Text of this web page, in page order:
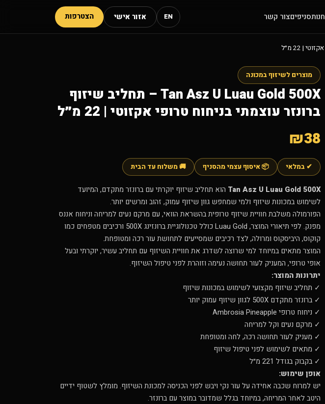
חנותסניפיםצור קשר EN אזור אישי הצטרפות
מוצרים לשיזוף במכונה
Tan Asz U Luau Gold 500X – תחליב שיזוף
ברונזר עוצמתי בניחוח טרופי אקזוטי | 22 מ״ל
₪38
✔ במלאי 📦 איסוף עצמי מהסניף 🚚 משלוח עד הבית
Tan Asz U Luau Gold 500X הוא תחליב שיזוף יוקרתי עם ברונזר מתקדם, המיועד
לשימוש במכונות שיזוף ולמי שמחפש גוון שיזוף עמוק, זהוב ומרשים יותר.
הפורמולה משלבת חוויית שיזוף טרופית בהשראת הוואי, עם מרקם נעים למריחה וניחוח אננס
מפנק. לפי תיאורי המוצר, Luau Gold כולל טכנולוגיית ברונזינג 500X ורכיבים מטפחים כמו
קוקוס, היביסקוס ומרולה, לצד רכיבים שמסייעים לתחושת עור רכה ומטופחת.
המוצר מתאים במיוחד למי שרוצה לשדרג את חוויית השיזוף עם תחליב עשיר, יוקרתי ובעל
אופי טרופי, המעניק לעור תחושה נעימה וזוהרת לפני טיפול השיזוף.
יתרונות המוצר:
✓ תחליב שיזוף מקצועי לשימוש במכונות שיזוף
✓ ברונזר מתקדם 500X לגוון שיזוף עמוק יותר
✓ ניחוח טרופי Ambrosia Pineapple
✓ מרקם נעים וקל למריחה
✓ מעניק לעור תחושה רכה, לחה ומטופחת
✓ מתאים לשימוש לפני טיפול שיזוף
✓ בקבוק בגודל 221 מ״ל
אופן שימוש:
יש למרוח שכבה אחידה על עור נקי ויבש לפני הכניסה למכונת השיזוף. מומלץ לשטוף ידיים
היטב לאחר המריחה, במיוחד בגלל שמדובר במוצר עם ברונזר.